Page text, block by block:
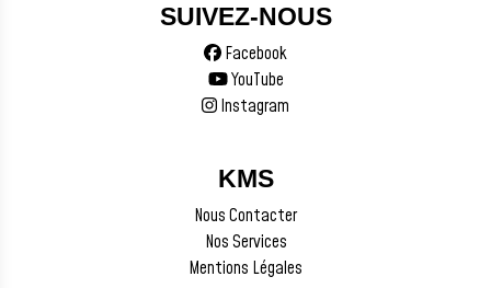
SUIVEZ-NOUS
Facebook
YouTube
Instagram
KMS
Nous Contacter
Nos Services
Mentions Légales